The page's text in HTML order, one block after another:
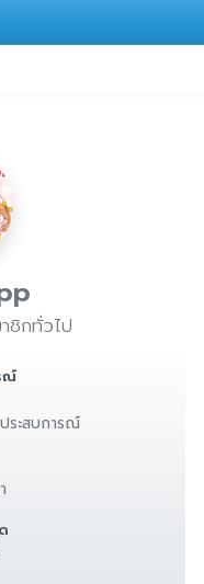
ชิกทั่วไป
ณ์
ประสบการณ์